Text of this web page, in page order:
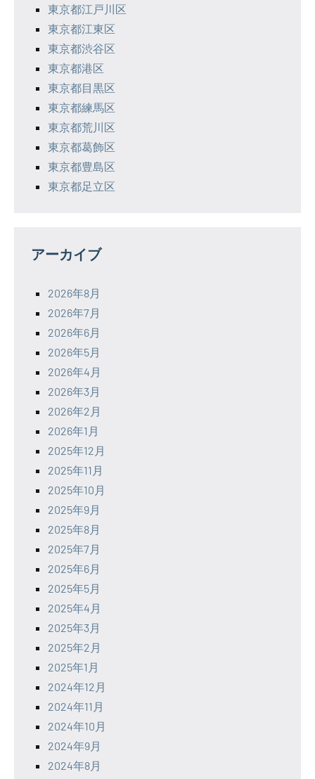
東京都江戸川区
東京都江東区
東京都渋谷区
東京都港区
東京都目黒区
東京都練馬区
東京都荒川区
東京都葛飾区
東京都豊島区
東京都足立区
アーカイブ
2026年8月
2026年7月
2026年6月
2026年5月
2026年4月
2026年3月
2026年2月
2026年1月
2025年12月
2025年11月
2025年10月
2025年9月
2025年8月
2025年7月
2025年6月
2025年5月
2025年4月
2025年3月
2025年2月
2025年1月
2024年12月
2024年11月
2024年10月
2024年9月
2024年8月